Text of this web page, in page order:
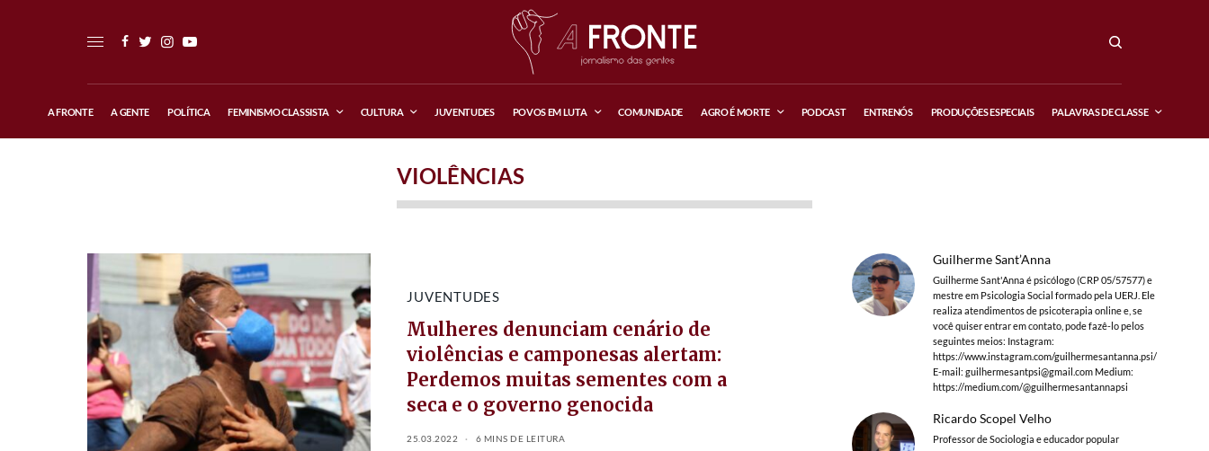
A FRONTE A GENTE POLÍTICA FEMINISMO CLASSISTA CULTURA JUVENTUDES POVOS EM LUTA COMUNIDADE AGRO É MORTE PODCAST ENTRENÓS PRODUÇÕES ESPECIAIS PALAVRAS DE CLASSE
VIOLÊNCIAS
JUVENTUDES
Mulheres denunciam cenário de
violências e camponesas alertam:
Perdemos muitas sementes com a
seca e o governo genocida
25.03.2022 6 MINS DE LEITURA
Guilherme Sant’Anna
Guilherme Sant'Anna é psicólogo (CRP 05/57577) e
mestre em Psicologia Social formado pela UERJ. Ele
realiza atendimentos de psicoterapia online e, se
você quiser entrar em contato, pode fazê-lo pelos
seguintes meios: Instagram:
https://www.instagram.com/guilhermesantanna.psi/
E-mail: guilhermesantpsi@gmail.comMedium:
https://medium.com/@guilhermesantannapsi
Ricardo Scopel Velho
Professor de Sociologia e educador popular